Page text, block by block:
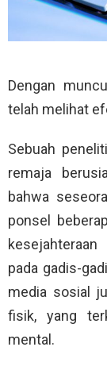
Dengan
telah melihat
Sebuah
remaja
bahwa
ponsel
pada gadis-
media sosial
fisik, yang
mental.